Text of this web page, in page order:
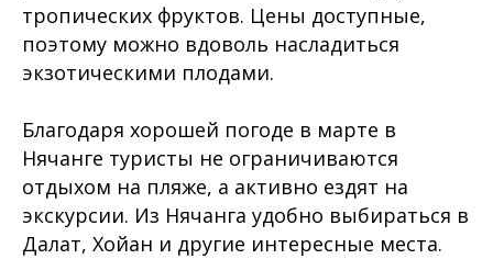
тропических фруктов. Цены доступные,
поэтому можно вдоволь насладиться
экзотическими плодами.
Благодаря хорошей погоде в марте в
Нячанге туристы не ограничиваются
отдыхом на пляже, а активно ездят на
экскурсии. Из Нячанга удобно выбираться в
Далат, Хойан и другие интересные места.